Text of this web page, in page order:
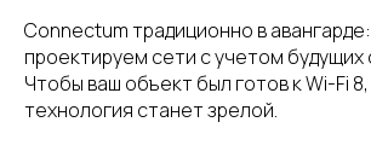
Connectum традиционно в
проектируем сети с учетом будущих
Чтобы ваш объект был готов к Wi-Fi 8,
технология станет зрелой.